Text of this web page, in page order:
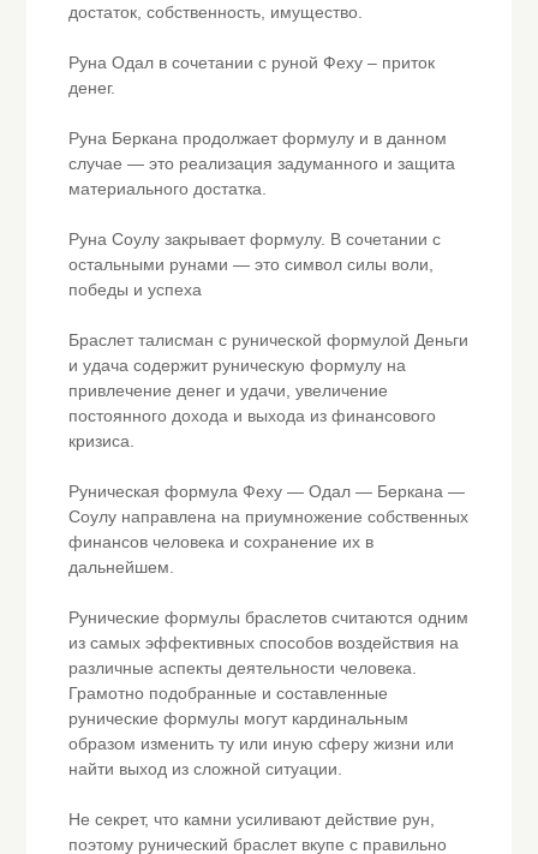
достаток, собственность, имущество.
Руна Одал в сочетании с руной Феху – приток
денег.
Руна Беркана продолжает формулу и в данном
случае — это реализация задуманного и защита
материального достатка.
Руна Соулу закрывает формулу. В сочетании с
остальными рунами — это символ силы воли,
победы и успеха
Браслет талисман с рунической формулой Деньги
и удача содержит руническую формулу на
привлечение денег и удачи, увеличение
постоянного дохода и выхода из финансового
кризиса.
Руническая формула Феху — Одал — Беркана —
Соулу направлена на приумножение собственных
финансов человека и сохранение их в
дальнейшем.
Рунические формулы браслетов считаются одним
из самых эффективных способов воздействия на
различные аспекты деятельности человека.
Грамотно подобранные и составленные
рунические формулы могут кардинальным
образом изменить ту или иную сферу жизни или
найти выход из сложной ситуации.
Не секрет, что камни усиливают действие рун,
поэтому рунический браслет вкупе с правильно